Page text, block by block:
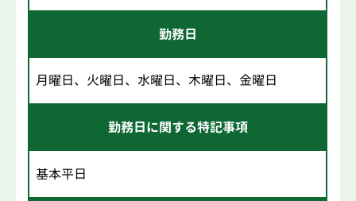
勤務日
月曜日、火曜日、水曜日、木曜日、金曜日
勤務日に関する特記事項
基本平日